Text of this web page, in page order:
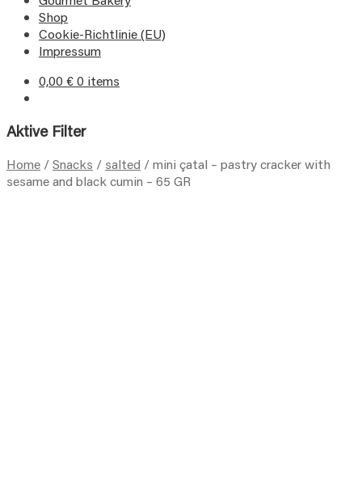
Shop
Cookie-Richtlinie (EU)
Impressum
0,00 €0 items
Aktive Filter
Home /Snacks / salted /mini çatal – pastry cracker with
sesame and black cumin – 65 GR